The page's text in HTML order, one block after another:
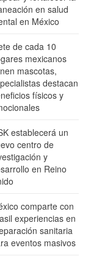
en salud
en México
de cada 10
mexicanos
mascotas,
destacan
físicos y
establecerá un
centro de
y
en Reino
comparte con
experiencias en
sanitaria
eventos masivos